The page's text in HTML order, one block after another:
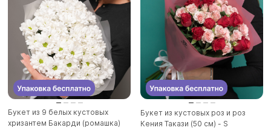
Букет из 9 белых кустовых
хризантем Бакарди (ромашка)
Букет из кустовых роз и роз
Кения Такази (50 см) - S